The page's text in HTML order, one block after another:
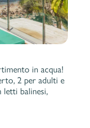
in acqua!
2 per adulti e
letti balinesi,